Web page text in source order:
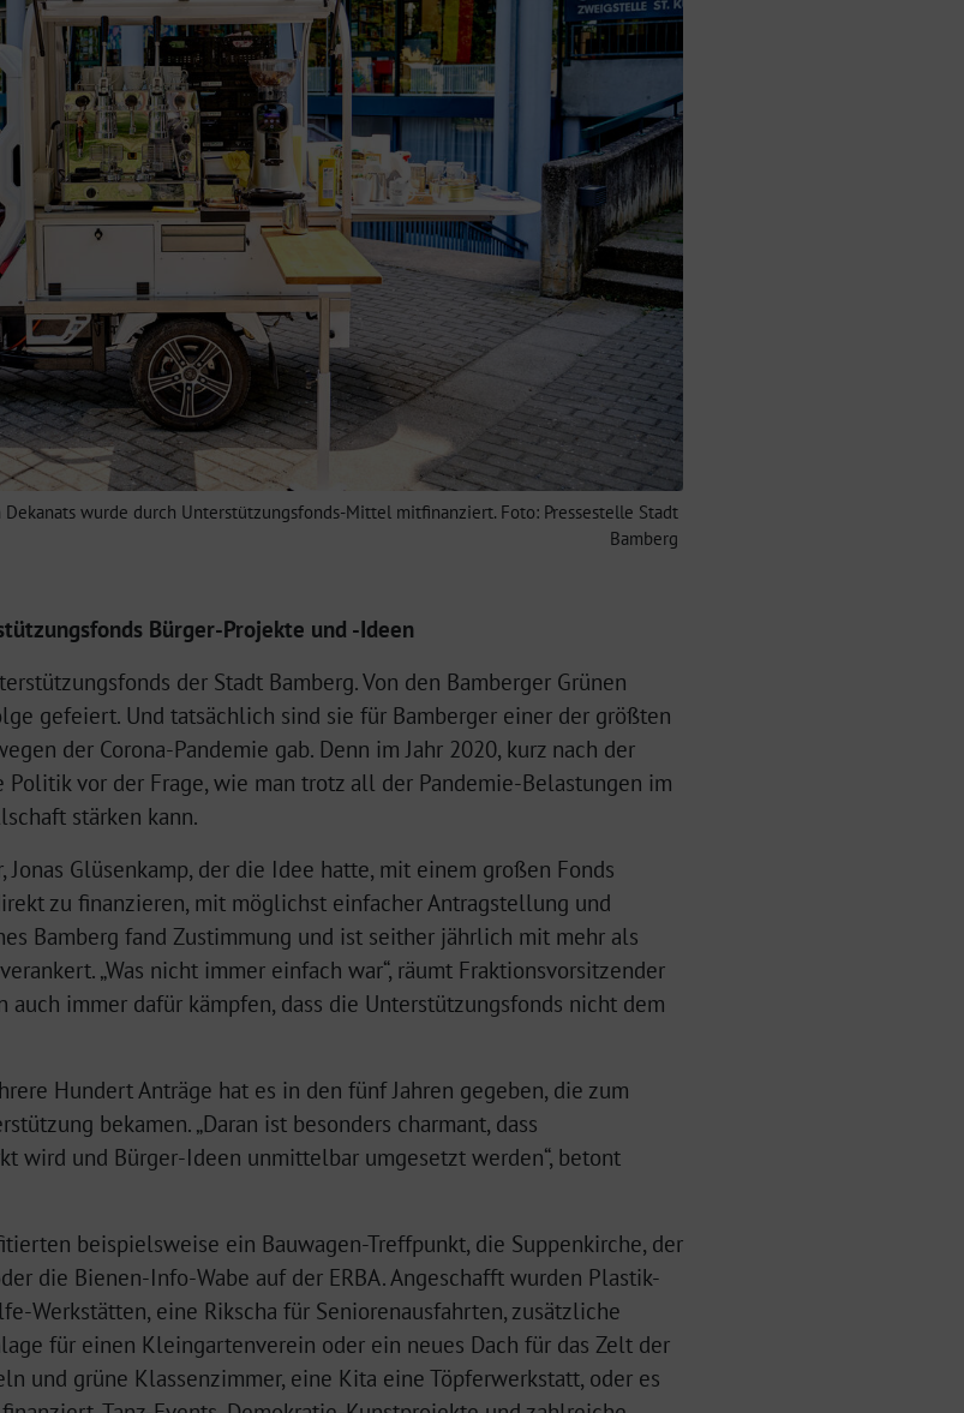
wurde durch Unterstützungsfonds-Mittel mitfinanziert. Foto: Pressestelle Stadt
Bamberg
Bürger-Projekte und -Ideen
der Stadt Bamberg. Von den Bamberger Grünen
gefeiert. Und tatsächlich sind sie für Bamberger einer der größten
der Corona-Pandemie gab. Denn im Jahr 2020, kurz nach der
vor der Frage, wie man trotz all der Pandemie-Belastungen im
stärken kann.
Glüsenkamp, der die Idee hatte, mit einem großen Fonds
zu finanzieren, mit möglichst einfacher Antragstellung und
Bamberg fand Zustimmung und ist seither jährlich mit mehr als
„Was nicht immer einfach war“, räumt Fraktionsvorsitzender
auch immer dafür kämpfen, dass die Unterstützungsfonds nicht dem
Hundert Anträge hat es in den fünf Jahren gegeben, die zum
bekamen. „Daran ist besonders charmant, dass
wird und Bürger-Ideen unmittelbar umgesetzt werden“, betont
beispielsweise ein Bauwagen-Treffpunkt, die Suppenkirche, der
die Bienen-Info-Wabe auf der ERBA. Angeschafft wurden Plastik-
Werkstätten, eine Rikscha für Seniorenausfahrten, zusätzliche
für einen Kleingartenverein oder ein neues Dach für das Zelt der
und grüne Klassenzimmer, eine Kita eine Töpferwerkstatt, oder es